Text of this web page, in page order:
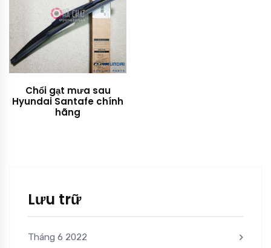
Lưu trữ
Tháng 6 2022
Chổi gạt mưa sau
Hyundai Santafe chính
hãng